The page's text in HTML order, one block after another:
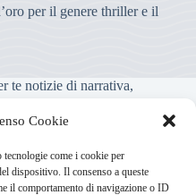
Cookie
come i cookie per
dispositivo. Il consenso a queste
il comportamento di navigazione o ID
per il genere thriller e il
te notizie di narrativa,
al Tribunale, che non
ai sensi dell’art. 3-